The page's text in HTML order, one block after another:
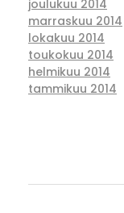
joulukuu 2014
marraskuu 2014
lokakuu 2014
toukokuu 2014
helmikuu 2014
tammikuu 2014